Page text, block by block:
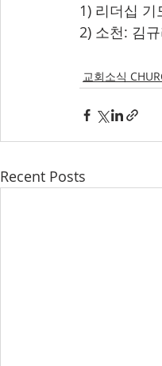
1) 리더십
2) 소천: 김
교회소식
Recent Posts